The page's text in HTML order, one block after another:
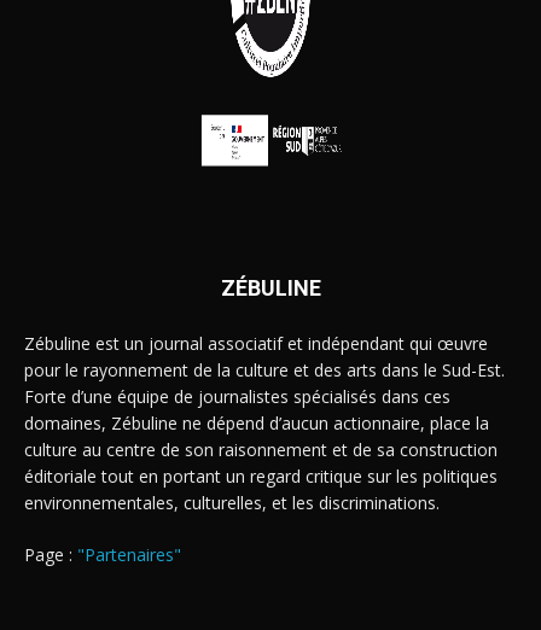
ZÉBULINE
Zébuline est un journal associatif et indépendant qui œuvre
pour le rayonnement de la culture et des arts dans le Sud-Est.
Forte d’une équipe de journalistes spécialisés dans ces
domaines, Zébuline ne dépend d’aucun actionnaire, place la
culture au centre de son raisonnement et de sa construction
éditoriale tout en portant un regard critique sur les politiques
environnementales, culturelles, et les discriminations.
Page : "Partenaires"